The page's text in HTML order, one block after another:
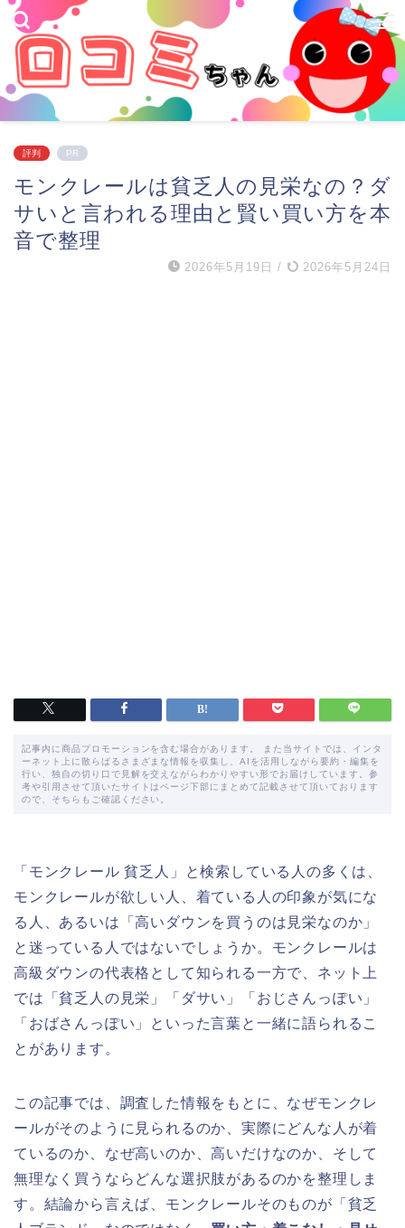
評判 PR
モンクレールは貧乏人の見栄なの？ダ
サいと言われる理由と賢い買い方を本
音で整理
2026年5月19日 / 2026年5月24日
記事内に商品プロモーションを含む場合があります。 また当サイトでは、インタ
ーネット上に散らばるさまざまな情報を収集し、AIを活用しながら要約・編集を
行い、独自の切り口で見解を交えながらわかりやすい形でお届けしています。参
考や引用させて頂いたサイトはページ下部にまとめて記載させて頂いております
ので、そちらもご確認ください。
「モンクレール 貧乏人」と検索している人の多くは、
モンクレールが欲しい人、着ている人の印象が気にな
る人、あるいは「高いダウンを買うのは見栄なのか」
と迷っている人ではないでしょうか。モンクレールは
高級ダウンの代表格として知られる一方で、ネット上
では「貧乏人の見栄」「ダサい」「おじさんっぽい」
「おばさんっぽい」といった言葉と一緒に語られるこ
とがあります。
この記事では、調査した情報をもとに、なぜモンクレ
ールがそのように見られるのか、実際にどんな人が着
ているのか、なぜ高いのか、高いだけなのか、そして
無理なく買うならどんな選択肢があるのかを整理しま
す。結論から言えば、モンクレールそのものが「貧乏